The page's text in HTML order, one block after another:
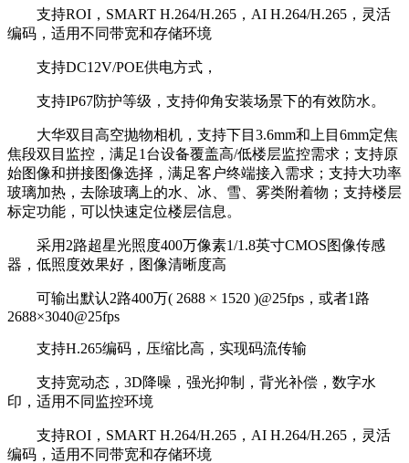
支持ROI，SMART H.264/H.265，AI H.264/H.265，灵活
编码，适用不同带宽和存储环境
支持DC12V/POE供电方式，
支持IP67防护等级，支持仰角安装场景下的有效防水。
大华双目高空抛物相机，支持下目3.6mm和上目6mm定焦
焦段双目监控，满足1台设备覆盖高/低楼层监控需求；支持原
始图像和拼接图像选择，满足客户终端接入需求；支持大功率
玻璃加热，去除玻璃上的水、冰、雪、雾类附着物；支持楼层
标定功能，可以快速定位楼层信息。
采用2路超星光照度400万像素1/1.8英寸CMOS图像传感
器，低照度效果好，图像清晰度高
可输出默认2路400万( 2688 × 1520 )@25fps，或者1路
2688×3040@25fps
支持H.265编码，压缩比高，实现码流传输
支持宽动态，3D降噪，强光抑制，背光补偿，数字水
印，适用不同监控环境
支持ROI，SMART H.264/H.265，AI H.264/H.265，灵活
编码，适用不同带宽和存储环境